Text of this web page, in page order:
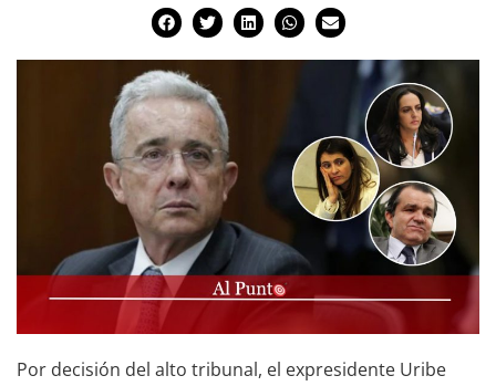
Por decisión del alto tribunal, el expresidente Uribe